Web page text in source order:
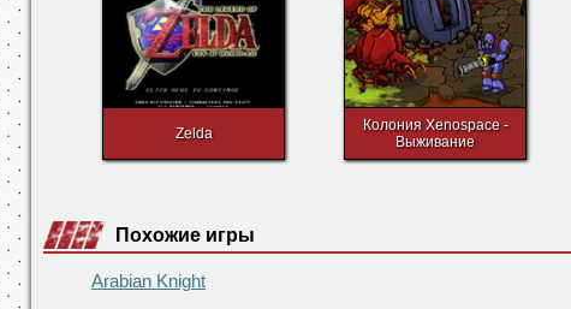
Zelda
Колония Xenospace -
Выживание
Похожие игры
Arabian Knight